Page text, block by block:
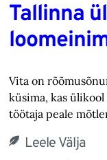
Tallinna
Vita on
küsima, kas
töötaja peale
Leele Välja